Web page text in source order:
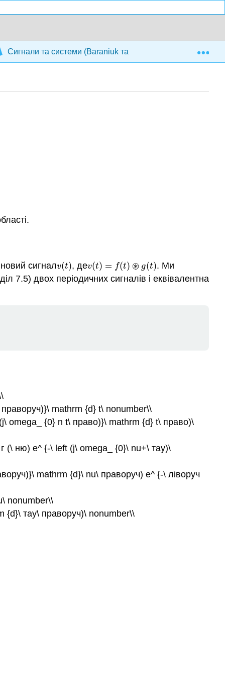
Сигнали та системи (Baraniuk та ін.) 6:
сигналv(t)
v(t) , деv(t) = f(t) ⊛ g(t)
v(t)=f( )⊛g (t)
. Ми
7.5) двох періодичних сигналів і еквівалентна
mathrm {d} t\ nonumber\\
omega_ {0} n t\ право)}\ mathrm {d} t\ право)\
(\ ню) e^ {-\ left (j\ omega_ {0}\ nu+\ тау)\
mathrm {d}\ nu\ праворуч) e^ {-\ ліворуч
nonumber\\
{d}\ тау\ праворуч)\ nonumber\\